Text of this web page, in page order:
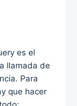
es el
llamada de
Para
que hacer